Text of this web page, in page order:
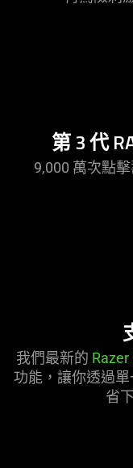
第 3 代
9,000 萬次點
我們最新的
功能，讓你透過
省